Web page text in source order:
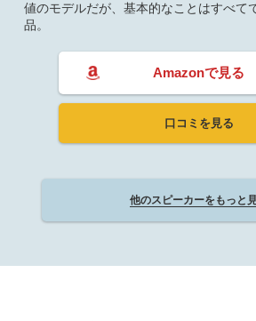
値のモデルだが、基本的なことはすべて
品。
Amazonで見る
口コミを見る
他のスピーカーをもっと